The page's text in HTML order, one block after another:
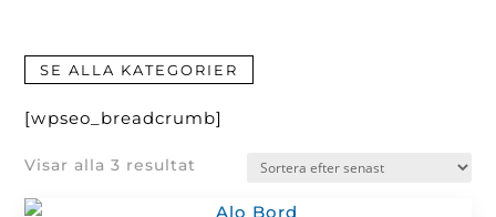
SE ALLA KATEGORIER
[wpseo_breadcrumb]
Visar alla 3 resultat